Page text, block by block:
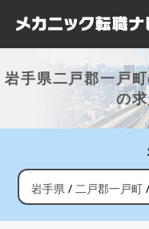
岩手県二戸郡一戸
の
岩手県 二戸郡一戸町